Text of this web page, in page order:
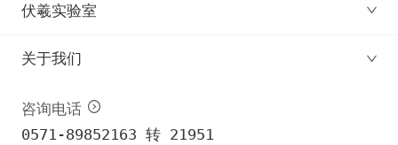
伏羲实验室
关于我们
咨询电话
0571-89852163 转 21951